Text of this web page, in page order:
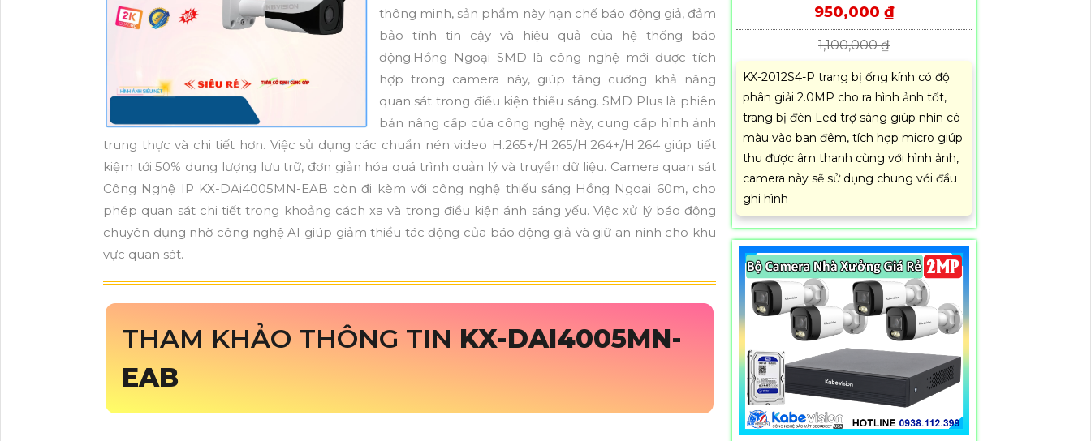
thông minh, sản phẩm này hạn chế báo động giả, đảm
bảo tính tin cậy và hiệu quả của hệ thống báo
động.Hồng Ngoại SMD là công nghệ mới được tích
hợp trong camera này, giúp tăng cường khả năng
quan sát trong điều kiện thiếu sáng. SMD Plus là phiên
bản nâng cấp của công nghệ này, cung cấp hình ảnh
trung thực và chi tiết hơn. Việc sử dụng các chuẩn nén video H.265+/H.265/H.264+/H.264 giúp tiết
kiệm tới 50% dung lượng lưu trữ, đơn giản hóa quá trình quản lý và truyền dữ liệu. Camera quan sát
Công Nghệ IP KX-DAi4005MN-EAB còn đi kèm với công nghệ thiếu sáng Hồng Ngoại 60m, cho
phép quan sát chi tiết trong khoảng cách xa và trong điều kiện ánh sáng yếu. Việc xử lý báo động
chuyên dụng nhờ công nghệ AI giúp giảm thiểu tác động của báo động giả và giữ an ninh cho khu
vực quan sát.
THAM KHẢO THÔNG TIN KX-DAI4005MN-
EAB
950,000 ₫
1,100,000 ₫
KX-2012S4-P trang bị ống kính có độ
phân giải 2.0MP cho ra hình ảnh tốt,
trang bị đèn Led trợ sáng giúp nhìn có
màu vào ban đêm, tích hợp micro giúp
thu được âm thanh cùng với hình ảnh,
camera này sẽ sử dụng chung với đầu
ghi hình